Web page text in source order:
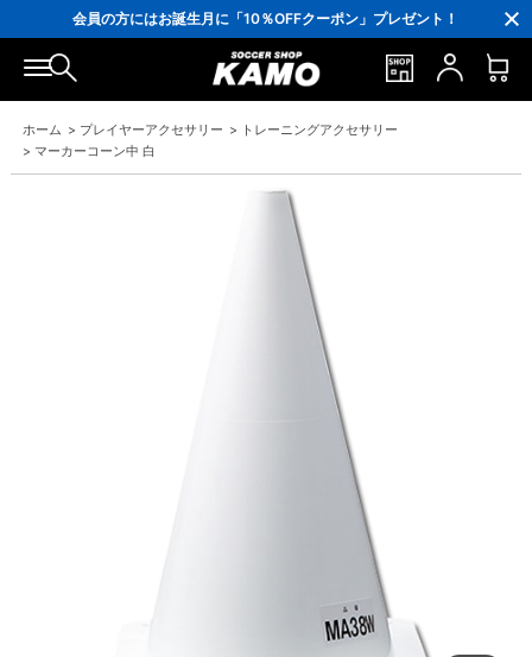
会員の方にはお誕生月に「10％OFFクーポン」プレゼント！
16,000円(税込)以上でシューズケースプレゼント！
3,300円(税込)以上で送料無料！
ホーム > プレイヤーアクセサリー > トレーニングアクセサリー
> マーカーコーン中 白